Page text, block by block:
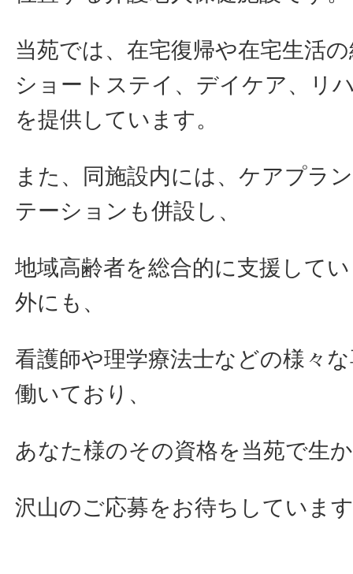
当苑では、在宅復帰や在宅生活
ショートステイ、デイケア、リ
を提供しています。
また、同施設内には、ケアプラ
テーションも併設し、
地域高齢者を総合的に支援して
外にも、
看護師や理学療法士などの様々
働いており、
あなた様のその資格を当苑で生
沢山のご応募をお待ちしていま